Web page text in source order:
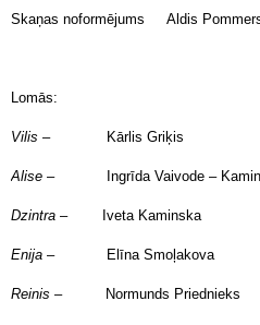
Skaņas noformējums Aldis
Lomās:
Vilis – Kārlis Griķis
Alise – Ingrīda Vaivode –
Dzintra – Iveta Kaminska
Enija – Elīna Smoļakova
Reinis – Normunds Priednieks